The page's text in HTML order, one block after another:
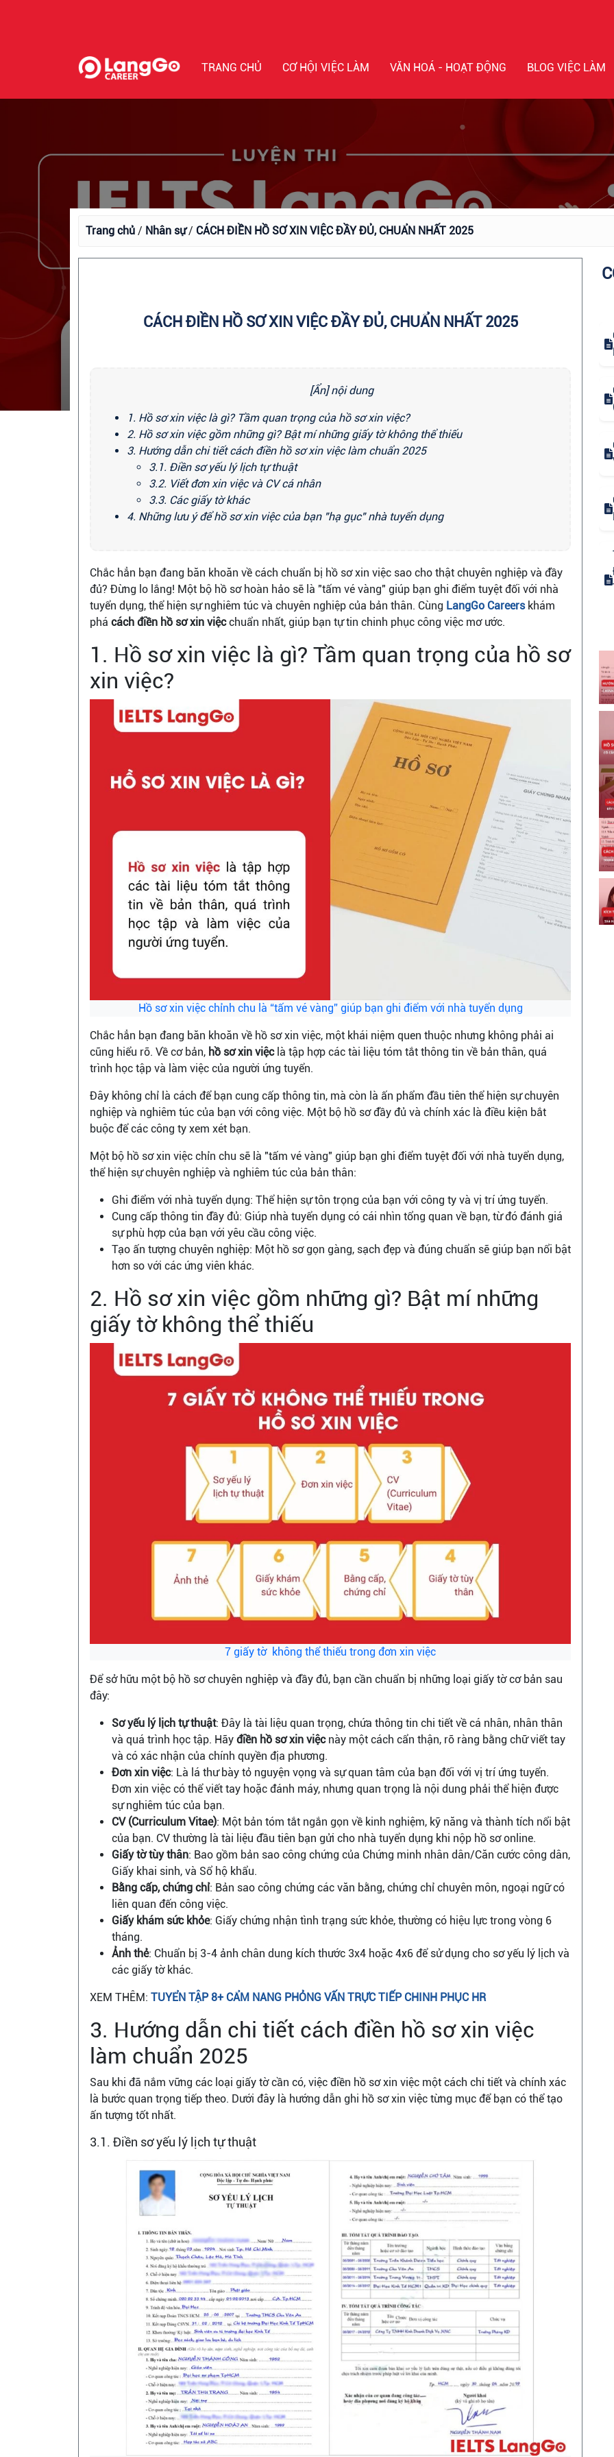
TRANG CHỦ CƠ HỘI VIỆC LÀM VĂN HOÁ - HOẠT ĐỘNG BLOG VIỆC LÀM
Trang chủ / Nhân sự/ CÁCH ĐIỀN HỒ SƠ XIN VIỆC ĐẦY ĐỦ, CHUẨN NHẤT 2025
CÁCH ĐIỀN HỒ SƠ XIN VIỆC ĐẦY ĐỦ, CHUẨN NHẤT 2025
[Ẩn] nội dung
1. Hồ sơ xin việc là gì? Tầm quan trọng của hồ sơ xin việc?
2. Hồ sơ xin việc gồm những gì? Bật mí những giấy tờ không thể thiếu
3. Hướng dẫn chi tiết cách điền hồ sơ xin việc làm chuẩn 2025
3.1. Điền sơ yếu lý lịch tự thuật
3.2. Viết đơn xin việc và CV cá nhân
3.3. Các giấy tờ khác
4. Những lưu ý để hồ sơ xin việc của bạn "hạ gục" nhà tuyển dụng
Chắc hẳn bạn đang băn khoăn về cách chuẩn bị hồ sơ xin việc sao cho thật chuyên nghiệp và đầy
đủ? Đừng lo lắng! Một bộ hồ sơ hoàn hảo sẽ là "tấm vé vàng" giúp bạn ghi điểm tuyệt đối với nhà
tuyển dụng, thể hiện sự nghiêm túc và chuyên nghiệp của bản thân. Cùng LangGo Careerskhám
phá cách điền hồ sơ xin việcchuẩn nhất, giúp bạn tự tin chinh phục công việc mơ ước.
1. Hồ sơ xin việc là gì? Tầm quan trọng của hồ sơ
xin việc?
Hồ sơ xin việc chỉnh chu là “tấm vé vàng” giúp bạn ghi điểm với nhà tuyển dụng
Chắc hẳn bạn đang băn khoăn về hồ sơ xin việc, một khái niệm quen thuộc nhưng không phải ai
cũng hiểu rõ. Về cơ bản, hồ sơ xin việclà tập hợp các tài liệu tóm tắt thông tin về bản thân, quá
trình học tập và làm việc của người ứng tuyển.
Đây không chỉ là cách để bạn cung cấp thông tin, mà còn là ấn phẩm đầu tiên thể hiện sự chuyên
nghiệp và nghiêm túc của bạn với công việc. Một bộ hồ sơ đầy đủ và chính xác là điều kiện bắt
buộc để các công ty xem xét bạn.
Một bộ hồ sơ xin việc chỉn chu sẽ là "tấm vé vàng" giúp bạn ghi điểm tuyệt đối với nhà tuyển dụng,
thể hiện sự chuyên nghiệp và nghiêm túc của bản thân:
Ghi điểm với nhà tuyển dụng: Thể hiện sự tôn trọng của bạn với công ty và vị trí ứng tuyển.
Cung cấp thông tin đầy đủ: Giúp nhà tuyển dụng có cái nhìn tổng quan về bạn, từ đó đánh giá
sự phù hợp của bạn với yêu cầu công việc.
Tạo ấn tượng chuyên nghiệp: Một hồ sơ gọn gàng, sạch đẹp và đúng chuẩn sẽ giúp bạn nổi bật
hơn so với các ứng viên khác.
2. Hồ sơ xin việc gồm những gì? Bật mí những
giấy tờ không thể thiếu
7 giấy tờ không thể thiếu trong đơn xin việc
Để sở hữu một bộ hồ sơ chuyên nghiệp và đầy đủ, bạn cần chuẩn bị những loại giấy tờ cơ bản sau
đây:
Sơ yếu lý lịch tự thuật: Đây là tài liệu quan trọng, chứa thông tin chi tiết về cá nhân, nhân thân
và quá trình học tập. Hãy điền hồ sơ xin việcnày một cách cẩn thận, rõ ràng bằng chữ viết tay
và có xác nhận của chính quyền địa phương.
Đơn xin việc: Là lá thư bày tỏ nguyện vọng và sự quan tâm của bạn đối với vị trí ứng tuyển.
Đơn xin việc có thể viết tay hoặc đánh máy, nhưng quan trọng là nội dung phải thể hiện được
sự nghiêm túc của bạn.
CV (Curriculum Vitae): Một bản tóm tắt ngắn gọn về kinh nghiệm, kỹ năng và thành tích nổi bật
của bạn. CV thường là tài liệu đầu tiên bạn gửi cho nhà tuyển dụng khi nộp hồ sơ online.
Giấy tờ tùy thân: Bao gồm bản sao công chứng của Chứng minh nhân dân/Căn cước công dân,
Giấy khai sinh, và Sổ hộ khẩu.
Bằng cấp, chứng chỉ: Bản sao công chứng các văn bằng, chứng chỉ chuyên môn, ngoại ngữ có
liên quan đến công việc.
Giấy khám sức khỏe: Giấy chứng nhận tình trạng sức khỏe, thường có hiệu lực trong vòng 6
tháng.
Ảnh thẻ: Chuẩn bị 3-4 ảnh chân dung kích thước 3x4 hoặc 4x6 để sử dụng cho sơ yếu lý lịch và
các giấy tờ khác.
XEM THÊM: TUYỂN TẬP 8+ CẨM NANG PHỎNG VẤN TRỰC TIẾP CHINH PHỤC HR
3. Hướng dẫn chi tiết cách điền hồ sơ xin việc
làm chuẩn 2025
Sau khi đã nắm vững các loại giấy tờ cần có, việc điền hồ sơ xin việc một cách chi tiết và chính xác
là bước quan trọng tiếp theo. Dưới đây là hướng dẫn ghi hồ sơ xin việc từng mục để bạn có thể tạo
ấn tượng tốt nhất.
3.1. Điền sơ yếu lý lịch tự thuật